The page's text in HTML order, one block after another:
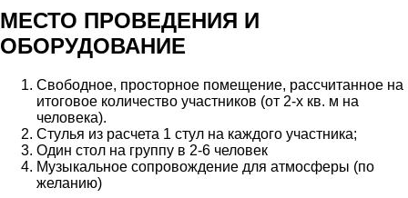
МЕСТО ПРОВЕДЕНИЯ И
ОБОРУДОВАНИЕ
Свободное, просторное помещение, рассчитанное на
итоговое количество участников (от 2-­х кв. м на
человека).
Стулья из расчета 1 стул на каждого участника;
Один стол на группу в 2-6 человек
Музыкальное сопровождение для атмосферы (по
желанию)